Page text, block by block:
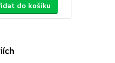
do košíku